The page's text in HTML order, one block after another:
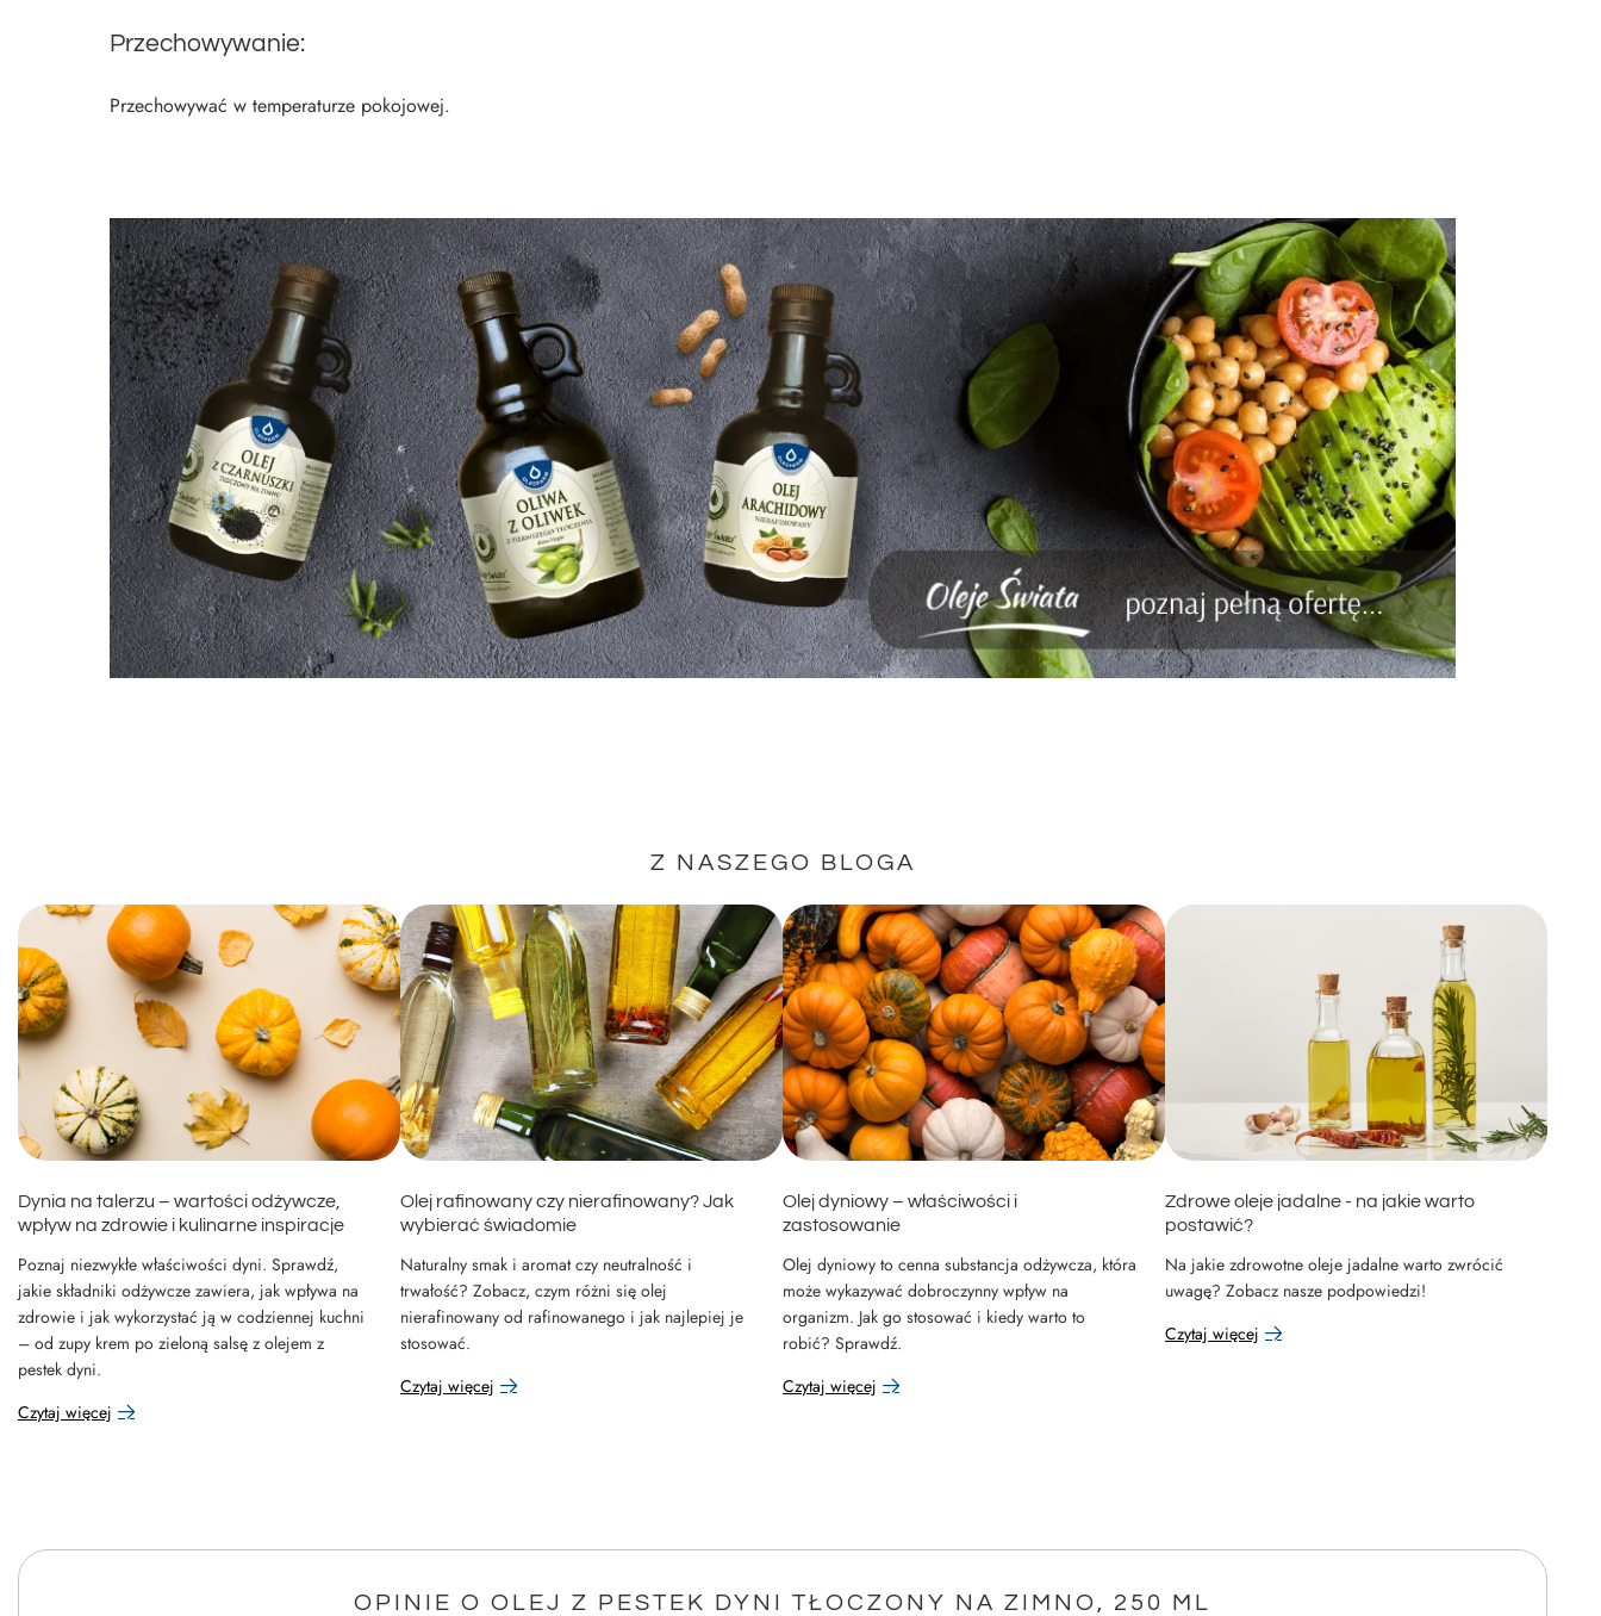
Przechowywanie:
Przechowywać w temperaturze pokojowej.
Z NASZEGO BLOGA
Dynia na talerzu – wartości odżywcze,
wpływ na zdrowie i kulinarne inspiracje
Poznaj niezwykłe właściwości dyni. Sprawdź,
jakie składniki odżywcze zawiera, jak wpływa na
zdrowie i jak wykorzystać ją w codziennej kuchni
– od zupy krem po zieloną salsę z olejem z
pestek dyni.
Czytaj więcej
Olej rafinowany czy nierafinowany? Jak
wybierać świadomie
Naturalny smak i aromat czy neutralność i
trwałość? Zobacz, czym różni się olej
nierafinowany od rafinowanego i jak najlepiej je
stosować.
Czytaj więcej
Olej dyniowy – właściwości i
zastosowanie
Olej dyniowy to cenna substancja odżywcza, która
może wykazywać dobroczynny wpływ na
organizm. Jak go stosować i kiedy warto to
robić? Sprawdź.
Czytaj więcej
Zdrowe oleje jadalne - na jakie warto
postawić?
Na jakie zdrowotne oleje jadalne warto zwrócić
uwagę? Zobacz nasze podpowiedzi!
Czytaj więcej
OPINIE O OLEJ Z PESTEK DYNI TŁOCZONY NA ZIMNO, 250 ML